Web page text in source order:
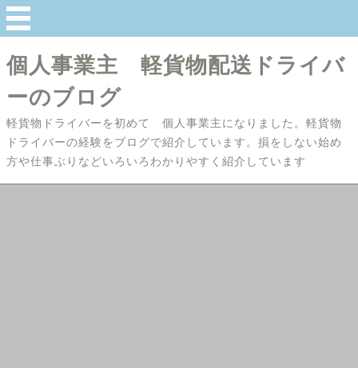
個人事業主 軽貨物配送ドライバ
ーのブログ
軽貨物ドライバーを初めて 個人事業主になりました。軽貨物
ドライバーの経験をブログで紹介しています。損をしない始め
方や仕事ぶりなどいろいろわかりやすく紹介しています